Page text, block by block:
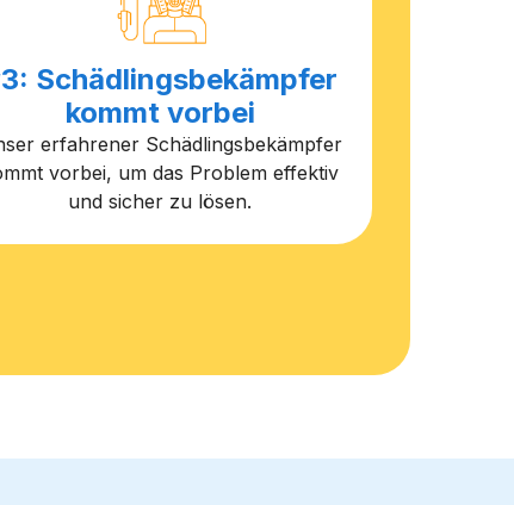
Schädlingsbekämpfer
kommt vorbei
erfahrener Schädlingsbekämpfer
vorbei, um das Problem effektiv
und sicher zu lösen.